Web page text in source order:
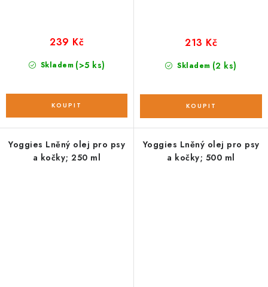
Skladem (>5 ks)
239 Kč
Skladem (2 ks)
213 Kč
Yoggies Lněný olej pro psy
a kočky; 250 ml
Yoggies Lněný olej pro psy
a kočky; 500 ml